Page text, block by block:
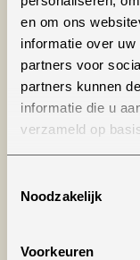
en om ons
informatie over
partners voor
partners kunnen
informatie die u
verzameld op
Noodzakelijk
Voorkeuren